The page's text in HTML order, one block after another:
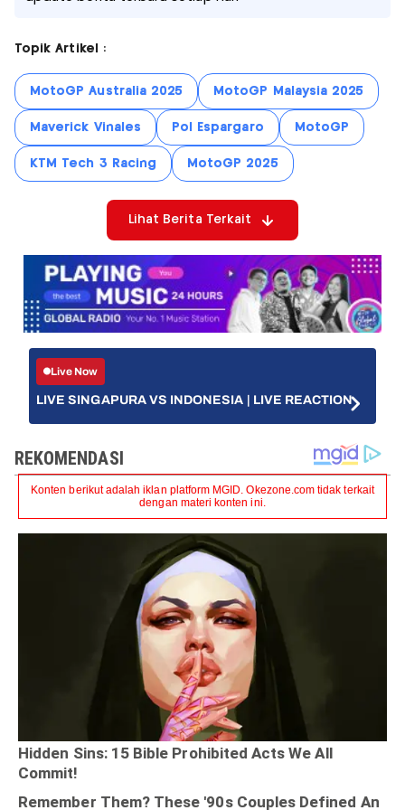
Topik Artikel :
MotoGP Australia 2025 MotoGP Malaysia 2025
Maverick Vinales Pol Espargaro MotoGP
KTM Tech 3 Racing MotoGP 2025
Lihat Berita Terkait
Live Now
LIVE SINGAPURA VS INDONESIA | LIVE REACTION